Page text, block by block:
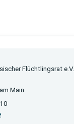
Flüchtlingsrat e.V.
Main